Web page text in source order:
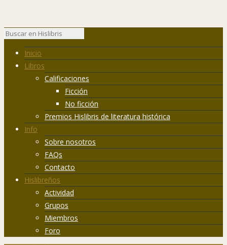
Inicio
Libros
Calificaciones
Ficción
No ficción
Premios Hislibris de literatura histórica
Info
Sobre nosotros
FAQs
Contacto
Hislibreños
Actividad
Grupos
Miembros
Foro